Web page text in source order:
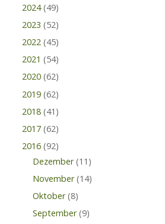
2024 (49)
2023 (52)
2022 (45)
2021 (54)
2020 (62)
2019 (62)
2018 (41)
2017 (62)
2016 (92)
Dezember (11)
November (14)
Oktober (8)
September (9)